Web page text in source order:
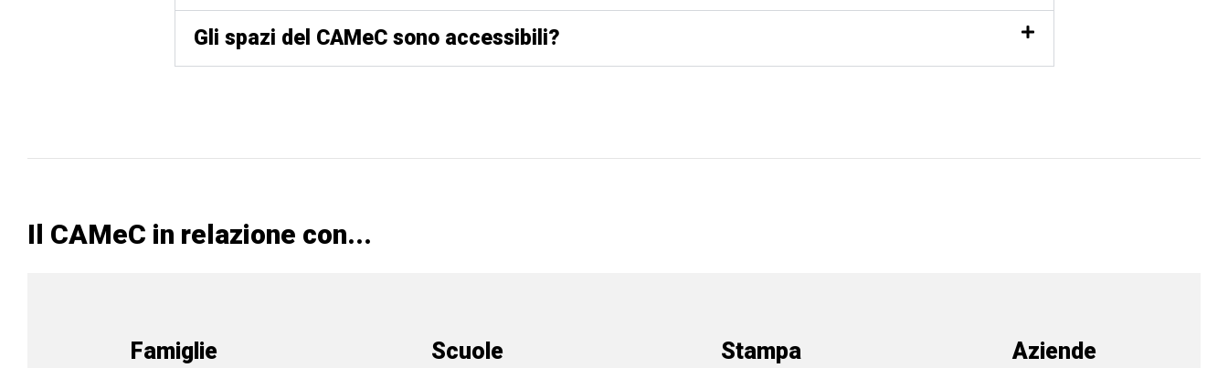
Gli spazi del CAMeC sono accessibili?
Il CAMeC in relazione con...
Famiglie Scuole Stampa Aziende